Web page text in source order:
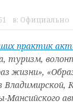
в: Официально
практик
туризм,
жизни»,